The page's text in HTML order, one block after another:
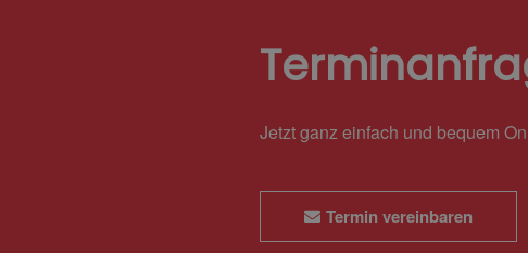
Jetzt ganz einfach und bequem
Termin vereinbaren